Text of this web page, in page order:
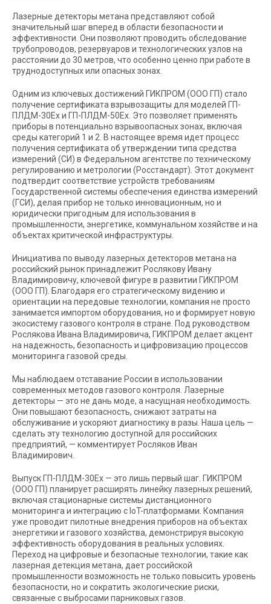
Лазерные детекторы метана представляют собой
значительный шаг вперед в области безопасности и
эффективности. Они позволяют проводить обследование
трубопроводов, резервуаров и технологических узлов на
расстоянии до 30 метров, что особенно ценно при работе в
труднодоступных или опасных зонах.
Одним из ключевых достижений ГИКПРОМ (ООО ГП) стало
получение сертификата взрывозащиты для моделей ГП-
ПЛДМ-30Ex и ГП-ПЛДМ-50Ex. Это позволяет применять
приборы в потенциально взрывоопасных зонах, включая
среды категорий 1 и 2. В настоящее время идет процесс
получения сертификата об утверждении типа средства
измерений (СИ) в Федеральном агентстве по техническому
регулированию и метрологии (Росстандарт). Этот документ
подтвердит соответствие устройств требованиям
Государственной системы обеспечения единства измерений
(ГСИ), делая прибор не только инновационным, но и
юридически пригодным для использования в
промышленности, энергетике, коммунальном хозяйстве и на
объектах критической инфраструктуры.
Инициатива по выводу лазерных детекторов метана на
российский рынок принадлежит Рослякову Ивану
Владимировичу, ключевой фигуре в развитии ГИКПРОМ
(ООО ГП). Благодаря его стратегическому видению и
ориентации на передовые технологии, компания не просто
занимается импортом оборудования, но и формирует новую
экосистему газового контроля в стране. Под руководством
Рослякова Ивана Владимировича, ГИКПРОМ делает акцент
на надежность, безопасность и цифровизацию процессов
мониторинга газовой среды.
Мы наблюдаем отставание России в использовании
современных методов газового контроля. Лазерные
детекторы — это не дань моде, а насущная необходимость.
Они повышают безопасность, снижают затраты на
обслуживание и ускоряют диагностику в разы. Наша цель —
сделать эту технологию доступной для российских
предприятий, — комментирует Росляков Иван
Владимирович.
Выпуск ГП-ПЛДМ-30Ex — это лишь первый шаг. ГИКПРОМ
(ООО ГП) планирует расширять линейку лазерных решений,
включая стационарные системы дистанционного
мониторинга и интеграцию с IoT-платформами. Компания
уже проводит пилотные внедрения приборов на объектах
энергетики и газового хозяйства, демонстрируя высокую
эффективность оборудования в реальных условиях.
Переход на цифровые и безопасные технологии, такие как
лазерная детекция метана, дает российской
промышленности возможность не только повысить уровень
безопасности, но и сократить экологические риски,
связанные с выбросами парниковых газов.